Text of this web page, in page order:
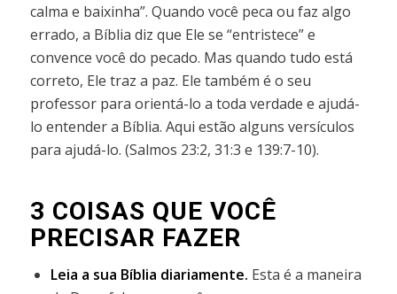
calma e baixinha”. Quando você peca ou faz algo
errado, a Bíblia diz que Ele se “entristece” e
convence você do pecado. Mas quando tudo está
correto, Ele traz a paz. Ele também é o seu
professor para orientá-lo a toda verdade e ajudá-
lo entender a Bíblia. Aqui estão alguns versículos
para ajudá-lo. (Salmos 23:2, 31:3 e 139:7-10).
3 COISAS QUE VOCÊ
PRECISAR FAZER
Leia a sua Bíblia diariamente. Esta é a maneira